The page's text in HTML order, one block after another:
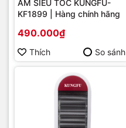
ẤM SIÊU TỐC KUNGFU-
KF1899 | Hàng chính hãng
490.000₫
Thích So sánh